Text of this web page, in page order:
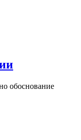
обоснование